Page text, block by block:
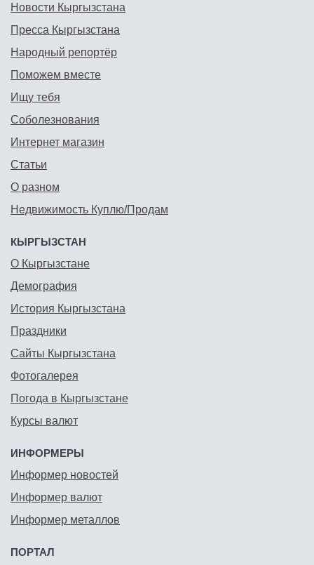
Новости Кыргызстана
Пресса Кыргызстана
Народный репортёр
Поможем вместе
Ищу тебя
Соболезнования
Интернет магазин
Статьи
О разном
Недвижимость Куплю/Продам
КЫРГЫЗСТАН
О Кыргызстане
Демография
История Кыргызстана
Праздники
Сайты Кыргызстана
Фотогалерея
Погода в Кыргызстане
Курсы валют
ИНФОРМЕРЫ
Информер новостей
Информер валют
Информер металлов
ПОРТАЛ